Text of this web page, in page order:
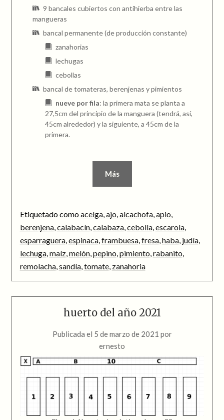
9 bancales cubiertos con antihierba entre las
mangueras
bancal permanente (de producción constante)
zanahorias
lechugas
cebollas
bancal de tomateras, berenjenas y pimientos
nueve por fila: la primera mata se planta a
27,5cm del principio de la manguera (tendrá, así,
45cm alrededor) y la siguiente, a 45cm de la
primera.
Más
Etiquetado comoacelga,ajo,alcachofa,apio,
berenjena,calabacín,calabaza,cebolla,escarola,
esparraguera,espinaca,frambuesa,fresa,haba, judía,
lechuga,maíz,melón,pepino,pimiento,rabanito,
remolacha,sandía,tomate, zanahoria
huerto del año 2021
Publicada el 5 de marzo de 2021 por
ernesto